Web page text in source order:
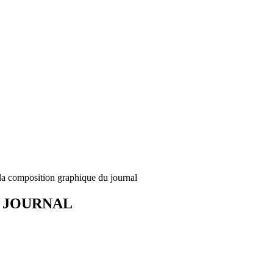
composition graphique du journal